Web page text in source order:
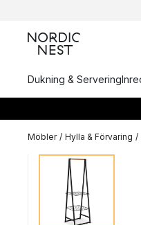
Dukning & Servering
Möbler / Hylla & Förvaring /